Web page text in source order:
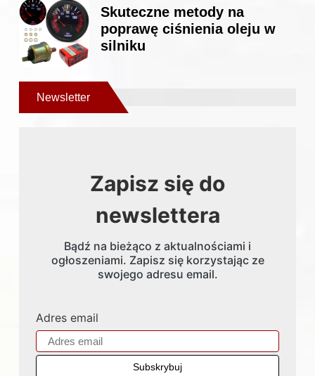
Skuteczne metody na
poprawę ciśnienia oleju w
silniku
Newsletter
Zapisz się do
newslettera
Bądź na bieżąco z aktualnościami i
ogłoszeniami. Zapisz się korzystając ze
swojego adresu email.
Adres email